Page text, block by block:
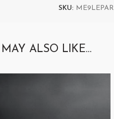
SKU: ME9LEPAR
ALSO LIKE…